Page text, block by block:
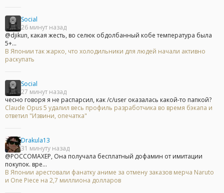
Social
26 минут назад
@djikun, какая жесть, во селюк обдолбанный кобе температура была
5+...
В Японии так жарко, что холодильники для людей начали активно
раскупать
Social
27 минут назад
чесно говоря я не распарсил, как /c/user оказалась какой-то папкой?
Claude Opus 5 удалил весь профиль разработчика во время бэкапа и
ответил "Извини, опечатка"
Drakula13
31 минуту назад
@POCCOMAXEP, Она получала бесплатный дофамин от имитации
покупок. вре...
В Японии арестовали фанатку аниме за отмену заказов мерча Naruto
и One Piece на 2,7 миллиона долларов